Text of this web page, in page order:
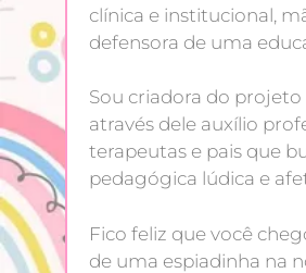
clínica e institucional,
defensora de uma
Sou criadora do
através dele auxílio
terapeutas e pais que
pedagógica lúdica e
Fico feliz que você
de uma espiadinha na